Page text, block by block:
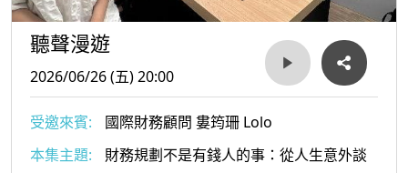
聽聲漫遊
2026/06/26 (五) 20:00
受邀來賓:
國際財務顧問 婁筠珊 Lolo
本集主題:
財務規劃不是有錢人的事：從人生意外談